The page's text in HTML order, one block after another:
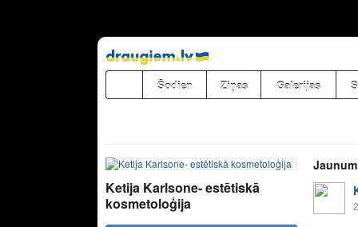
Pāriet
uz
saturu
Šodien Ziņas Galerijas
Ketija Karlsone- estētiskā
kosmetoloģija